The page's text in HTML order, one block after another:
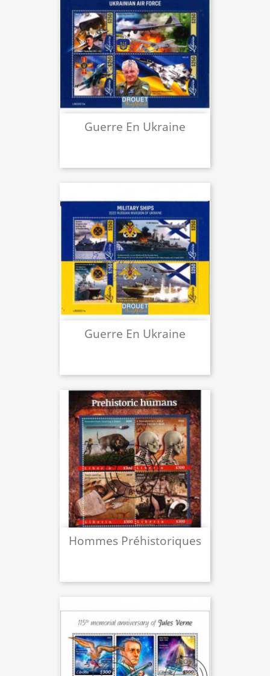
Guerre En Ukraine
Guerre En Ukraine
Hommes Préhistoriques